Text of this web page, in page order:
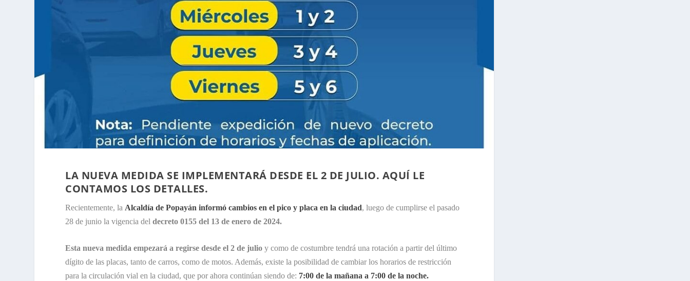
LA NUEVA MEDIDA SE IMPLEMENTARÁ DESDE EL 2 DE JULIO. AQUÍ LE
CONTAMOS LOS DETALLES.
Recientemente, la Alcaldía de Popayán informó cambios en el pico y placa en la ciudad, luego de cumplirse el pasado
28 de junio la vigencia deldecreto 0155 del 13 de enero de 2024.
Esta nueva medida empezará a regirse desde el 2 de julioy como de costumbre tendrá una rotación a partir del último
dígito de las placas, tanto de carros, como de motos. Además, existe la posibilidad de cambiar los horarios de restricción
para la circulación vial en la ciudad, que por ahora continúan siendo de: 7:00 de la mañana a 7:00 de la noche.